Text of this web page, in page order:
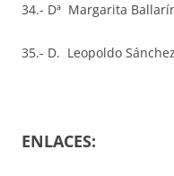
34.- Dª Margarita
35.- D. Leopoldo
ENLACES: